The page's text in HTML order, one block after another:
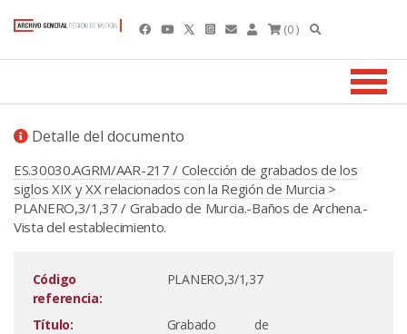
(0 )
Detalle del documento
ES.30030.AGRM/AAR-217 / Colección de grabados de los
siglos XIX y XX relacionados con la Región de Murcia >
PLANERO,3/1,37 / Grabado de Murcia.-Baños de Archena.-
Vista del establecimiento.
Código
referencia:
PLANERO,3/1,37
Título:
Grabado de